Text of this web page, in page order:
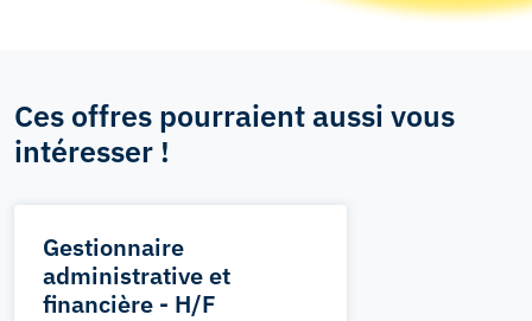
Ces offres pourraient aussi vous
intéresser !
Gestionnaire
administrative et
financière - H/F